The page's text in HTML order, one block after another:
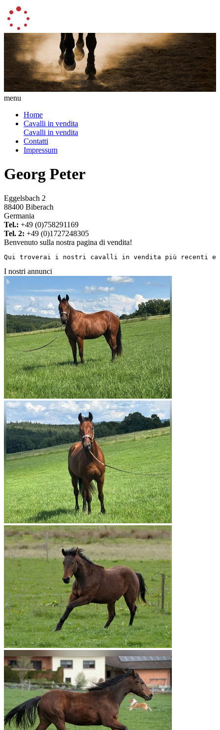
menu
Home
Cavalli in vendita
Cavalli in vendita
Contatti
Impressum
Georg Peter
Eggelsbach 2
88400 Biberach
Germania
Tel.: +49 (0)758291169
Tel. 2: +49 (0)1727248305
Benvenuto sulla nostra pagina di vendita!
Qui troverai i nostri cavalli in vendita più recenti e
I nostri annunci